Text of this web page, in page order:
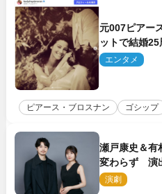
元007ピアー
ットで結婚
エンタメ
ピアース・ブロスナン ゴシップ
瀬戸康史＆有
変わらず 演
胸に舞台『キ
演劇